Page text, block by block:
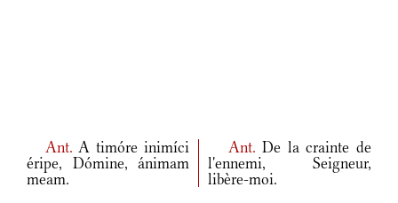
Ant.A timóre inimíci
éripe, Dómine, ánimam
meam.
Ant.De la crainte de
l'ennemi, Seigneur,
libère-moi.